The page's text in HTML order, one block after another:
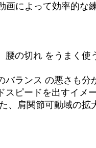
画によって効率的な
腰の切れ をうまく使
バランス の悪さも分
スピードを出すイメ
、肩関節可動域の拡